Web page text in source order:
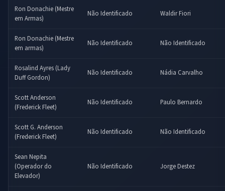
Ron Donachie (Mestre
em Armas)
Não Identificado Waldir Fiori
Ron Donachie (Mestre
em armas)
Não Identificado Não Identificado
Rosalind Ayres (Lady
Duff Gordon)
Não Identificado Nádia Carvalho
Scott Anderson
(Frederick Fleet)
Não Identificado Paulo Bernardo
Scott G. Anderson
(Frederick Fleet)
Não Identificado Não Identificado
Sean Nepita
(Operador do
Elevador)
Não Identificado Jorge Destez